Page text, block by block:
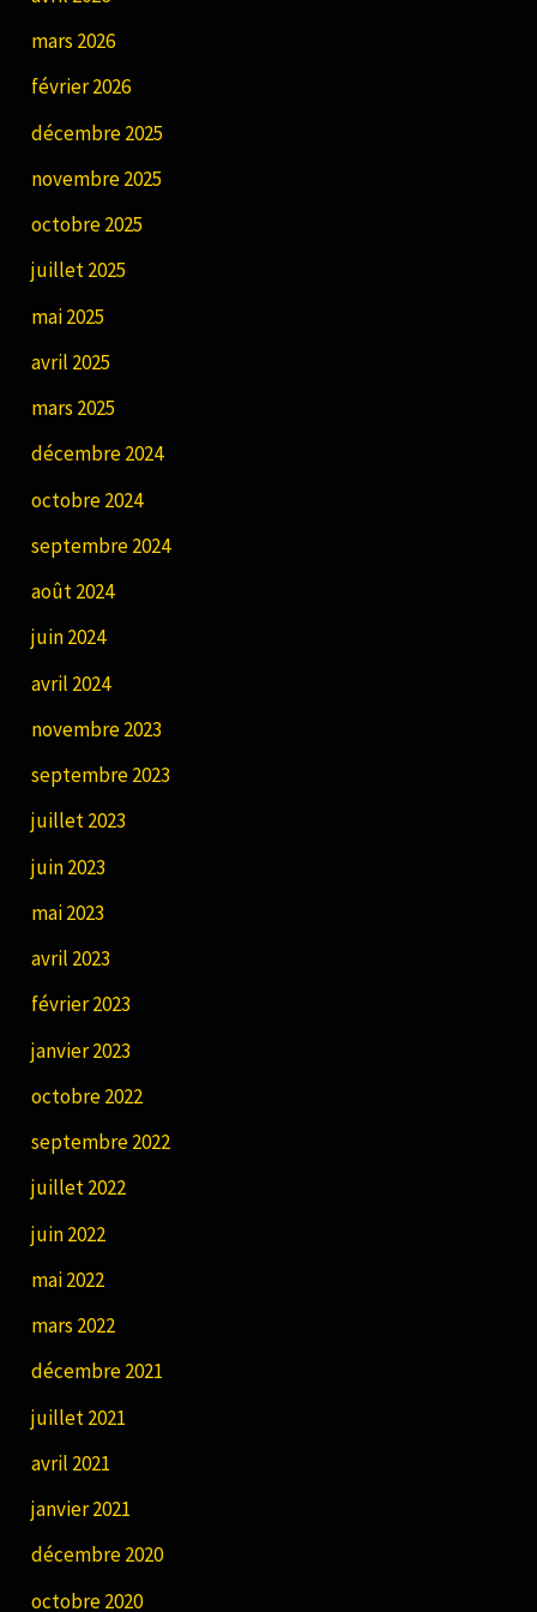
mars 2026
février 2026
décembre 2025
novembre 2025
octobre 2025
juillet 2025
mai 2025
avril 2025
mars 2025
décembre 2024
octobre 2024
septembre 2024
août 2024
juin 2024
avril 2024
novembre 2023
septembre 2023
juillet 2023
juin 2023
mai 2023
avril 2023
février 2023
janvier 2023
octobre 2022
septembre 2022
juillet 2022
juin 2022
mai 2022
mars 2022
décembre 2021
juillet 2021
avril 2021
janvier 2021
décembre 2020
octobre 2020